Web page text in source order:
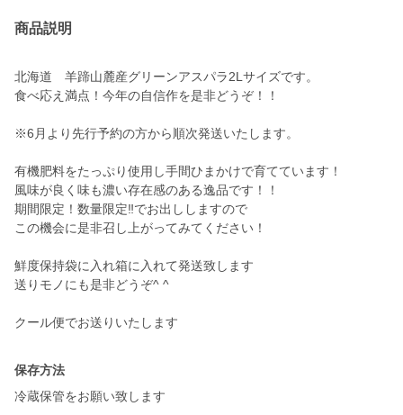
商品説明
北海道 羊蹄山麓産グリーンアスパラ2Lサイズです。
食べ応え満点！今年の自信作を是非どうぞ！！
※6月より先行予約の方から順次発送いたします。
有機肥料をたっぷり使用し手間ひまかけで育てています！
風味が良く味も濃い存在感のある逸品です！！
期間限定！数量限定‼︎でお出ししますので
この機会に是非召し上がってみてください！
鮮度保持袋に入れ箱に入れて発送致します
送りモノにも是非どうぞ^ ^
保存方法
冷蔵保管をお願い致します